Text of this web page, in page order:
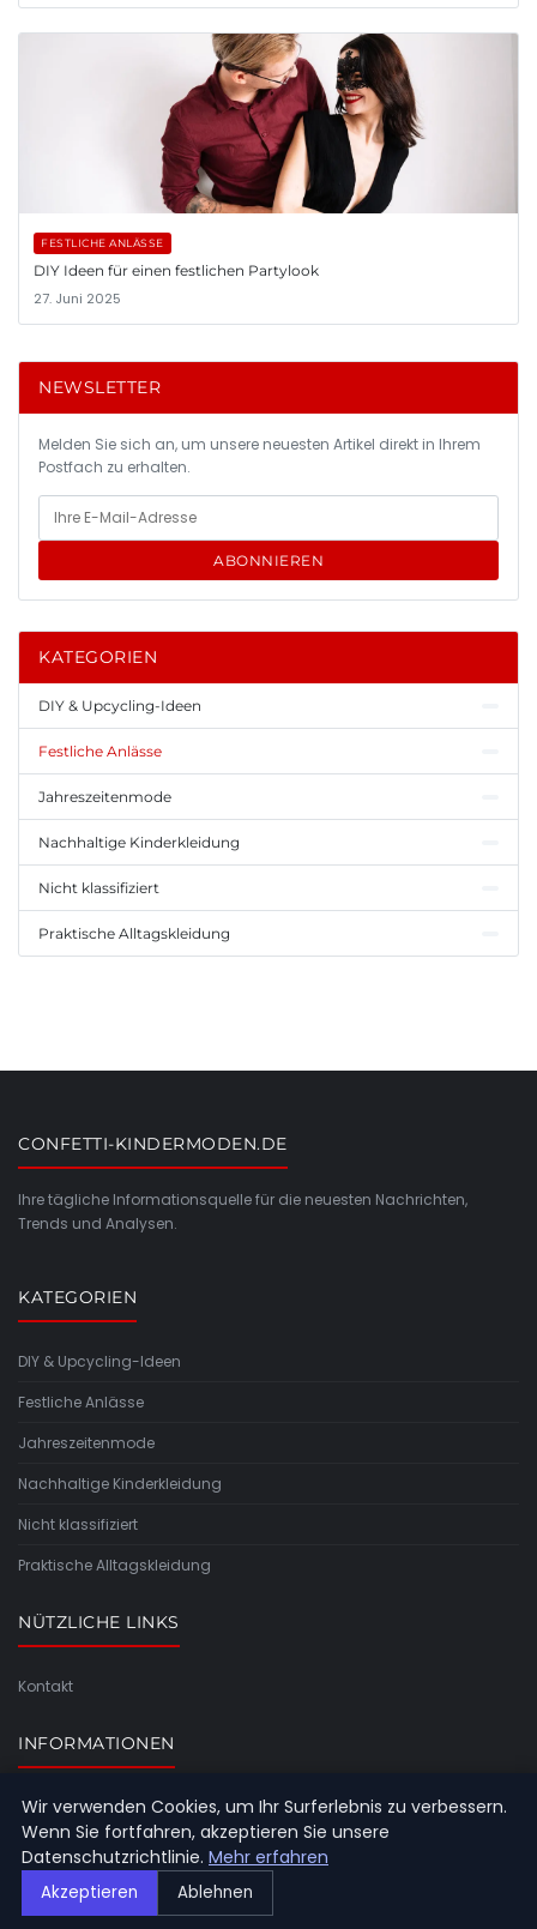
FESTLICHE ANLÄSSE
DIY Ideen für einen festlichen Partylook
27. Juni 2025
NEWSLETTER
Melden Sie sich an, um unsere neuesten Artikel direkt in Ihrem
Postfach zu erhalten.
ABONNIEREN
KATEGORIEN
DIY & Upcycling-Ideen
Festliche Anlässe
Jahreszeitenmode
Nachhaltige Kinderkleidung
Nicht klassifiziert
Praktische Alltagskleidung
CONFETTI-KINDERMODEN.DE
Ihre tägliche Informationsquelle für die neuesten Nachrichten,
Trends und Analysen.
KATEGORIEN
DIY & Upcycling-Ideen
Festliche Anlässe
Jahreszeitenmode
Nachhaltige Kinderkleidung
Nicht klassifiziert
Praktische Alltagskleidung
NÜTZLICHE LINKS
Kontakt
INFORMATIONEN
Seitenübersicht
© 2026 Confetti-kindermoden.de. Alle Rechte vorbehalten.
Wir verwenden Cookies, um Ihr Surferlebnis zu verbessern.
Wenn Sie fortfahren, akzeptieren Sie unsere
Datenschutzrichtlinie. Mehr erfahren
Akzeptieren Ablehnen